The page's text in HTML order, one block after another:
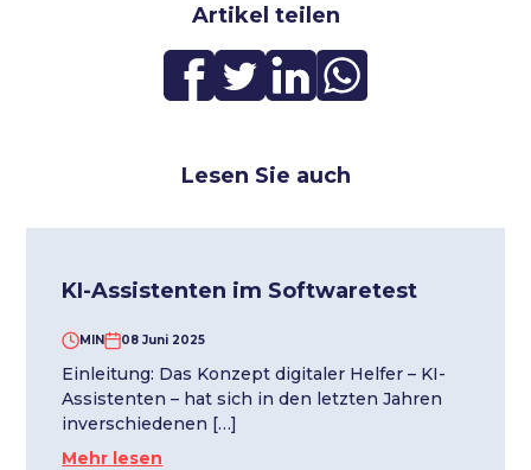
Artikel teilen
Lesen Sie auch
KI-Assistenten im Softwaretest
MIN 08 Juni 2025
Einleitung: Das Konzept digitaler Helfer – KI-
Assistenten – hat sich in den letzten Jahren
inverschiedenen […]
Mehr lesen